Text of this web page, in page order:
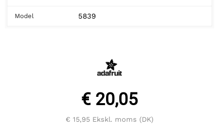
Model 5839
€ 20,05
€ 15,95 Ekskl. moms (DK)